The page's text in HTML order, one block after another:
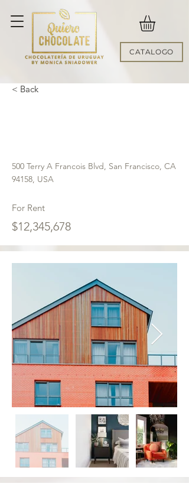
CATALOGO
< Back
500 Terry A Francois Blvd, San Francisco, CA
94158, USA
For Rent
$12,345,678